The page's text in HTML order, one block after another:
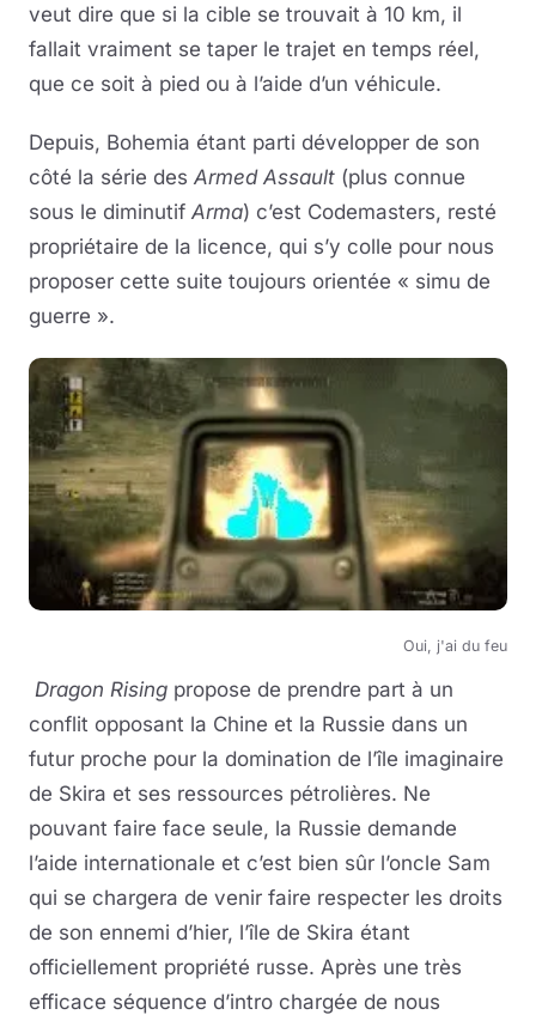
veut dire que si la cible se trouvait à 10 km, il
fallait vraiment se taper le trajet en temps réel,
que ce soit à pied ou à l’aide d’un véhicule.
Depuis, Bohemia étant parti développer de son
côté la série des Armed Assault (plus connue
sous le diminutif Arma) c’est Codemasters, resté
propriétaire de la licence, qui s’y colle pour nous
proposer cette suite toujours orientée « simu de
guerre ».
Oui, j'ai du feu
Dragon Rising propose de prendre part à un
conflit opposant la Chine et la Russie dans un
futur proche pour la domination de l’île imaginaire
de Skira et ses ressources pétrolières. Ne
pouvant faire face seule, la Russie demande
l’aide internationale et c’est bien sûr l’oncle Sam
qui se chargera de venir faire respecter les droits
de son ennemi d’hier, l’île de Skira étant
officiellement propriété russe. Après une très
efficace séquence d’intro chargée de nous